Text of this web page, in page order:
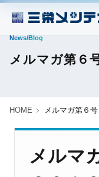
News/Blog
メルマガ第６
HOME メルマガ第６
メルマ